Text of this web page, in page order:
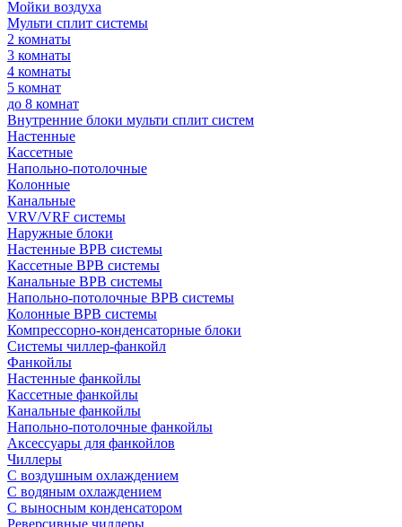
Мойки воздуха
Мульти сплит системы
2 комнаты
3 комнаты
4 комнаты
5 комнат
до 8 комнат
Внутренние блоки мульти сплит систем
Настенные
Кассетные
Напольно-потолочные
Колонные
Канальные
VRV/VRF системы
Наружные блоки
Настенные ВРВ системы
Кассетные ВРВ системы
Канальные ВРВ системы
Напольно-потолочные ВРВ системы
Колонные ВРВ системы
Компрессорно-конденсаторные блоки
Системы чиллер-фанкойл
Фанкойлы
Настенные фанкойлы
Кассетные фанкойлы
Канальные фанкойлы
Напольно-потолочные фанкойлы
Аксессуары для фанкойлов
Чиллеры
С воздушным охлаждением
С водяным охлаждением
С выносным конденсатором
Реверсивные чиллеры